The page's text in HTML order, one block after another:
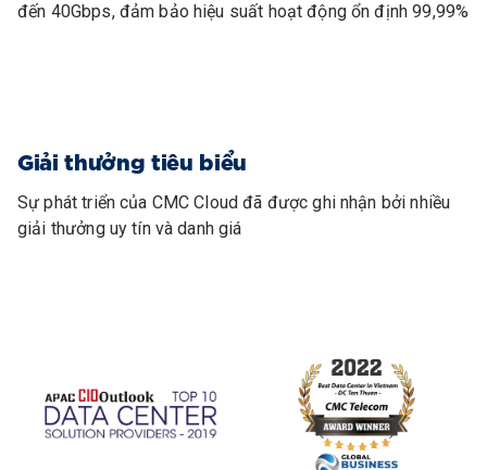
đến 40Gbps, đảm bảo hiệu suất hoạt động ổn định 99,99%
Giải thưởng tiêu biểu
Sự phát triển của CMC Cloud đã được ghi nhận bởi nhiều
giải thưởng uy tín và danh giá